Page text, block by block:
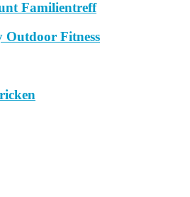
Familientreff
Fitness